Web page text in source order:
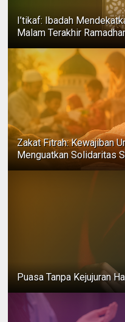
I’tikaf: Ibadah
Malam Terakhir
Zakat Fitrah: Kewajiban
Menguatkan Solidaritas
Puasa Tanpa Kejujuran